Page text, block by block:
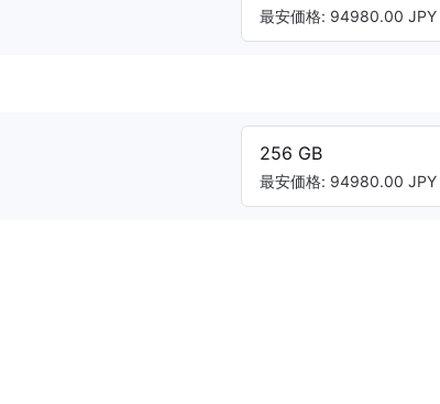
最安価格: 94980.00 JPY
256 GB
最安価格: 94980.00 JPY